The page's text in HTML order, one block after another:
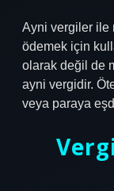
Ayni vergiler ile
ödemek için
olarak değil de
ayni vergidir.
veya paraya